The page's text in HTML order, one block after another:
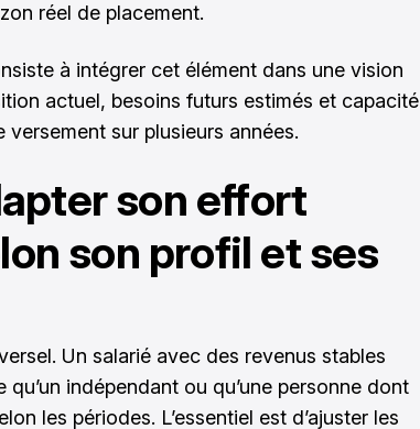
réel de placement.
à intégrer cet élément dans une vision
actuel, besoins futurs estimés et capacité
sur plusieurs années.
son effort
son profil et ses
Un salarié avec des revenus stables
qu’un indépendant ou qu’une personne dont
les périodes. L’essentiel est d’ajuster les